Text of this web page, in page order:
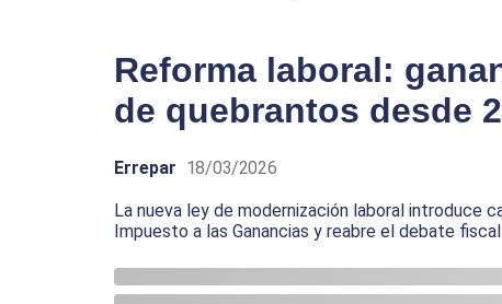
Reforma laboral:
de quebrantos desde
Errepar 18/03/2026
La nueva ley de modernización laboral introduce
Impuesto a las Ganancias y reabre el debate fiscal